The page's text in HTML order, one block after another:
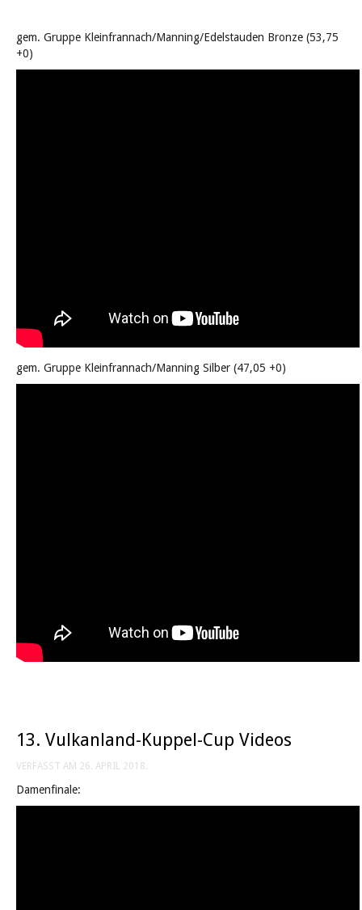
gem. Gruppe Kleinfrannach/Manning/Edelstauden Bronze (53,75
+0)
gem. Gruppe Kleinfrannach/Manning Silber (47,05 +0)
13. Vulkanland-Kuppel-Cup Videos
VERFASST AM 26. APRIL 2018.
Damenfinale: